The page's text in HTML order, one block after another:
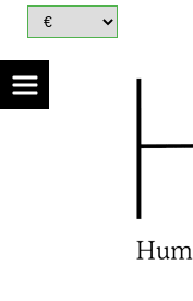
Panneau de gestion des